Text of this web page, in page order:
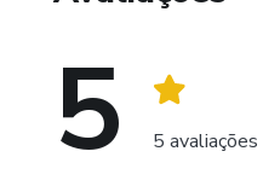
5 5 avaliações